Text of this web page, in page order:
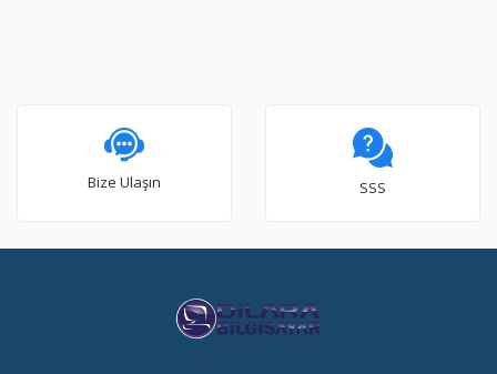
Bize Ulaşın SSS